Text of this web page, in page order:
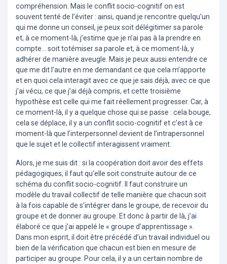
compréhension. Mais le conflit socio-cognitif on est
souvent tenté de l’éviter : ainsi, quand je rencontre quelqu’un
qui me donne un conseil, je peux soit délégitimer sa parole
et, à ce moment-là, j’estime que je n’ai pas à la prendre en
compte... soit totémiser sa parole et, à ce moment-là, y
adhérer de manière aveugle. Mais je peux aussi entendre ce
que me dit l’autre en me demandant ce que cela m’apporte
et en quoi cela interagit avec ce que je sais déjà, avec ce que
j’ai vécu, ce que j’ai déjà compris, et cette troisième
hypothèse est celle qui me fait réellement progresser. Car, à
ce moment-là, il y a quelque chose qui se passe : cela bouge,
cela se déplace, il y a un conflit socio-cognitif et c’est à ce
moment-là que l’interpersonnel devient de l’intrapersonnel
que le sujet et le collectif interagissent vraiment.
Alors, je me suis dit : si la coopération doit avoir des effets
pédagogiques, il faut qu’elle soit construite autour de ce
schéma du conflit socio-cognitif. Il faut construire un
modèle du travail collectif de telle manière que chacun soit
à la fois capable de s’intégrer dans le groupe, de recevoir du
groupe et de donner au groupe. Et donc à partir de là, j’ai
élaboré ce que j’ai appelé le « groupe d’apprentissage ».
Dans mon esprit, il doit être précédé d’un travail individuel ou
bien de la vérification que chacun est bien en mesure de
participer au groupe. Pour cela, il y a un certain nombre de